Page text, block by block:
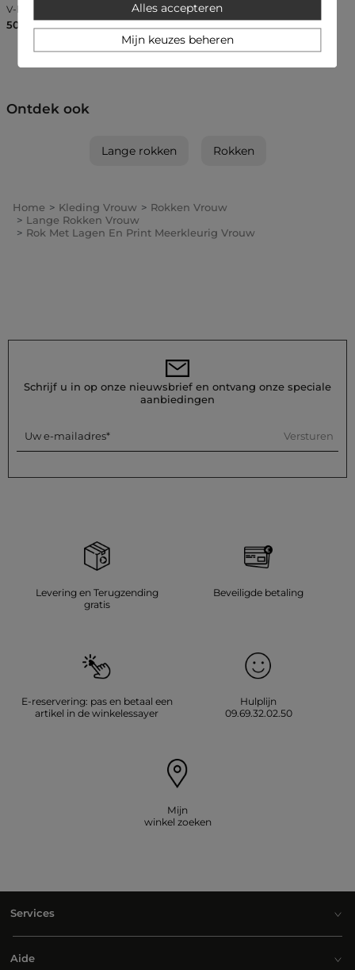
V-hals blouse met print meerkleurig vrouw
50,00 €
Ontdek ook
Lange rokken Rokken
Home Kleding Vrouw
Rokken Vrouw
Lange Rokken Vrouw
Rok Met Lagen En Print Meerkleurig Vrouw
Schrijf u in op onze nieuwsbrief en ontvang onze speciale
aanbiedingen
Uw e-mailadres Versturen
Levering en Terugzending
gratis
Beveiligde betaling
E-reservering: pas en betaal een
artikel in de winkelessayer
Hulplijn
09.69.32.02.50
Mijn
winkel zoeken
Services
Aide
Alles accepteren
Mijn keuzes beheren